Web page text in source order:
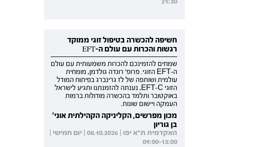
חשיפה להכשרה בטיפול זוגי ממוקד
רגשות והכרות עם עולם ה-EFT
שמחים להזמינכם להכרות משמעותית עם עולם
ה-EFT הזוגי. פרופ' רונדה גולדמן, מומחית
עולמית ושותפה של לז גרינברג בפיתוח המודל
הזוגי EFT-C, נענתה להזמנתנו ותגיע לישראל
באוקטובר ותלמד בהכשרה מודולות ברמות
העמקה ויישום שונות.
מכון מפרשים, הקליניקה הקהילתית אוני'
בן גוריון
האקדמית ת"א יפו | 08.10.2026 | יום חמישי |
09:00-13:00